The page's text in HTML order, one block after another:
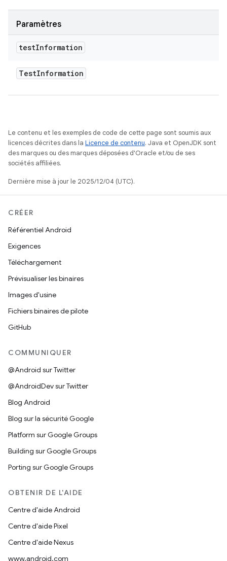
Paramètres
testInformation
TestInformation
Le contenu et les exemples de code de cette page sont soumis aux
licences décrites dans la Licence de contenu. Java et OpenJDK sont
des marques ou des marques déposées d'Oracle et/ou de ses
sociétés affiliées.
Dernière mise à jour le 2025/12/04 (UTC).
CRÉER
Référentiel Android
Exigences
Téléchargement
Prévisualiser les binaires
Images d'usine
Fichiers binaires de pilote
GitHub
COMMUNIQUER
@Android sur Twitter
@AndroidDev sur Twitter
Blog Android
Blog sur la sécurité Google
Platform sur Google Groups
Building sur Google Groups
Porting sur Google Groups
OBTENIR DE L'AIDE
Centre d'aide Android
Centre d'aide Pixel
Centre d'aide Nexus
www.android.com